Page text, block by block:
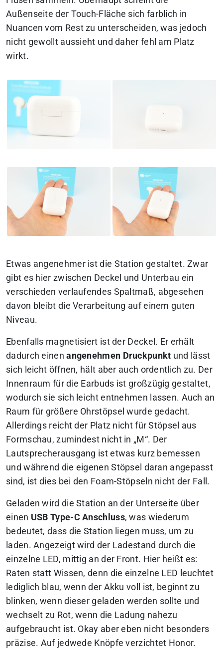
Außenseite der Touch-Fläche sich farblich in
Nuancen vom Rest zu unterscheiden, was jedoch
nicht gewollt aussieht und daher fehl am Platz
wirkt.
Etwas angenehmer ist die Station gestaltet. Zwar
gibt es hier zwischen Deckel und Unterbau ein
verschieden verlaufendes Spaltmaß, abgesehen
davon bleibt die Verarbeitung auf einem guten
Niveau.
Ebenfalls magnetisiert ist der Deckel. Er erhält
dadurch einen angenehmen Druckpunkt und lässt
sich leicht öffnen, hält aber auch ordentlich zu. Der
Innenraum für die Earbuds ist großzügig gestaltet,
wodurch sie sich leicht entnehmen lassen. Auch an
Raum für größere Ohrstöpsel wurde gedacht.
Allerdings reicht der Platz nicht für Stöpsel aus
Formschau, zumindest nicht in „M“. Der
Lautsprecherausgang ist etwas kurz bemessen
und während die eigenen Stöpsel daran angepasst
sind, ist dies bei den Foam-Stöpseln nicht der Fall.
Geladen wird die Station an der Unterseite über
einen USB Type-C Anschluss, was wiederum
bedeutet, dass die Station liegen muss, um zu
laden. Angezeigt wird der Ladestand durch die
einzelne LED, mittig an der Front. Hier heißt es:
Raten statt Wissen, denn die einzelne LED leuchtet
lediglich blau, wenn der Akku voll ist, beginnt zu
blinken, wenn dieser geladen werden sollte und
wechselt zu Rot, wenn die Ladung nahezu
aufgebraucht ist. Okay aber eben nicht besonders
präzise. Auf jedwede Knöpfe verzichtet Honor.